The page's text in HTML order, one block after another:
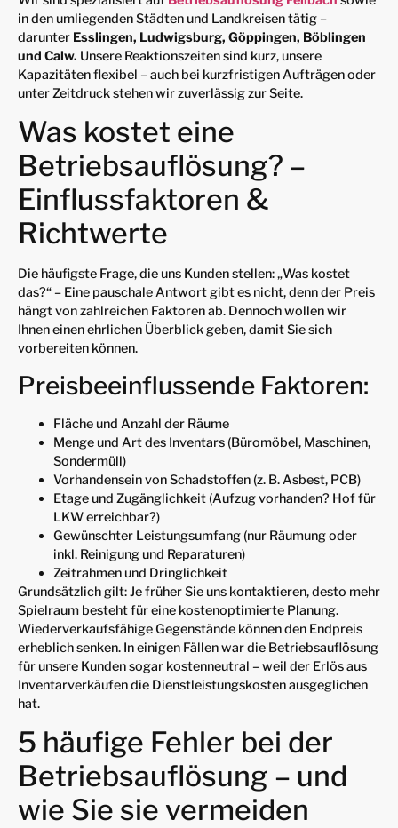
in den umliegenden Städten und Landkreisen tätig –
darunter Esslingen, Ludwigsburg, Göppingen, Böblingen
und Calw. Unsere Reaktionszeiten sind kurz, unsere
Kapazitäten flexibel – auch bei kurzfristigen Aufträgen oder
unter Zeitdruck stehen wir zuverlässig zur Seite.
Was kostet eine
Betriebsauflösung? –
Einflussfaktoren &
Richtwerte
Die häufigste Frage, die uns Kunden stellen: „Was kostet
das?“ – Eine pauschale Antwort gibt es nicht, denn der Preis
hängt von zahlreichen Faktoren ab. Dennoch wollen wir
Ihnen einen ehrlichen Überblick geben, damit Sie sich
vorbereiten können.
Preisbeeinflussende Faktoren:
Fläche und Anzahl der Räume
Menge und Art des Inventars (Büromöbel, Maschinen,
Sondermüll)
Vorhandensein von Schadstoffen (z. B. Asbest, PCB)
Etage und Zugänglichkeit (Aufzug vorhanden? Hof für
LKW erreichbar?)
Gewünschter Leistungsumfang (nur Räumung oder
inkl. Reinigung und Reparaturen)
Zeitrahmen und Dringlichkeit
Grundsätzlich gilt: Je früher Sie uns kontaktieren, desto mehr
Spielraum besteht für eine kostenoptimierte Planung.
Wiederverkaufsfähige Gegenstände können den Endpreis
erheblich senken. In einigen Fällen war die Betriebsauflösung
für unsere Kunden sogar kostenneutral – weil der Erlös aus
Inventarverkäufen die Dienstleistungskosten ausgeglichen
hat.
5 häufige Fehler bei der
Betriebsauflösung – und
wie Sie sie vermeiden